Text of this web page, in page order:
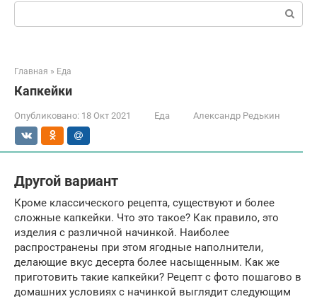
Поиск:
Главная » Еда
Капкейки
Опубликовано: 18 Окт 2021 Еда Александр Редькин
Другой вариант
Кроме классического рецепта, существуют и более
сложные капкейки. Что это такое? Как правило, это
изделия с различной начинкой. Наиболее
распространены при этом ягодные наполнители,
делающие вкус десерта более насыщенным. Как же
приготовить такие капкейки? Рецепт с фото пошагово в
домашних условиях с начинкой выглядит следующим